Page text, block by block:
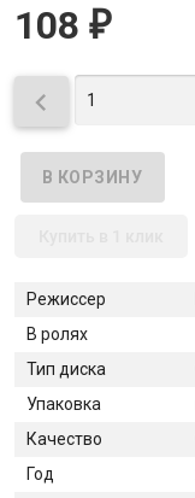
108 ₽

Режиссер
В ролях
Тип диска
Упаковка
Качество
Год